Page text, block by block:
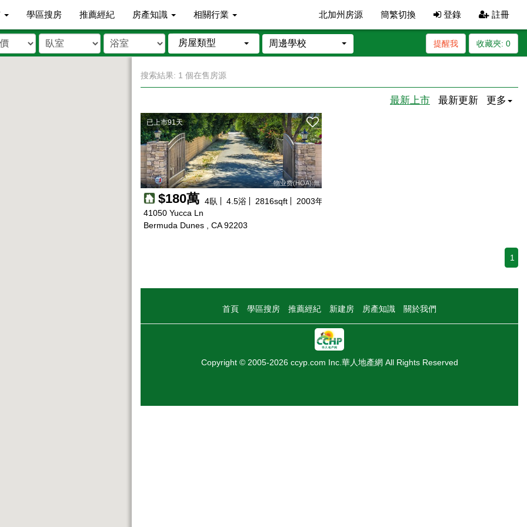
學區搜房 推薦經紀 房產知識 相關行業 北加州房源 簡繁切換 登錄 註冊
房屋類型 周邊學校 收藏夾: 0
提醒我
搜索結果: 1 個在售房源
最新上市 最新更新 更多
已上市91天
物业费(HOA):無
$180萬 4臥 4.5浴 2816sqft 2003年建
41050 Yucca Ln
Bermuda Dunes , CA 92203
1
首頁 學區搜房 推薦經紀 新建房 房產知識 關於我們
Copyright © 2005-2026 ccyp.com Inc.華人地產網 All Rights Reserved